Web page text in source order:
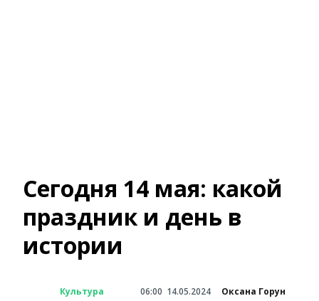
Сегодня 14 мая: какой
праздник и день в
истории
Культура 06:00 14.05.2024 Оксана Горун